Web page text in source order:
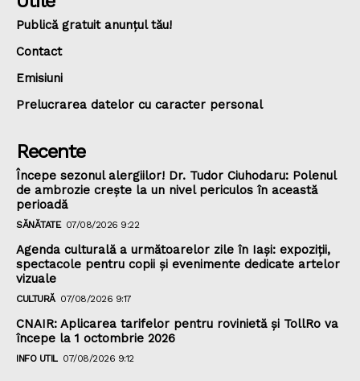
Publică gratuit anunțul tău!
Contact
Emisiuni
Prelucrarea datelor cu caracter personal
Recente
Începe sezonul alergiilor! Dr. Tudor Ciuhodaru: Polenul
de ambrozie crește la un nivel periculos în această
perioadă
SĂNĂTATE 07/08/2026 9:22
Agenda culturală a următoarelor zile în Iași: expoziții,
spectacole pentru copii și evenimente dedicate artelor
vizuale
CULTURĂ 07/08/2026 9:17
CNAIR: Aplicarea tarifelor pentru rovinietă și TollRo va
începe la 1 octombrie 2026
INFO UTIL 07/08/2026 9:12